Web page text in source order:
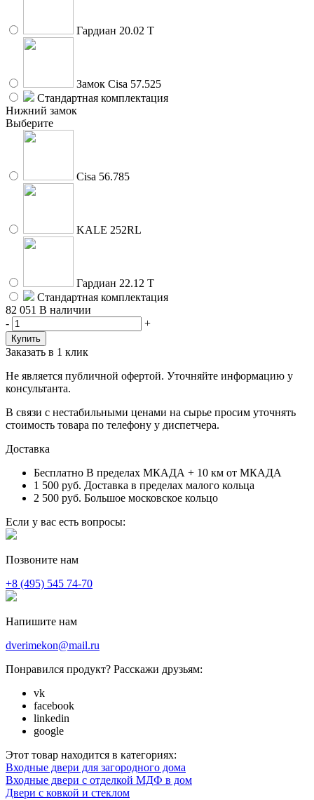
Гардиан 20.02 Т
Замок Cisa 57.525
Стандартная комплектация
Нижний замок
Выберите
Cisa 56.785
KALE 252RL
Гардиан 22.12 Т
Стандартная комплектация
82 051 В наличии
-
+
Заказать в 1 клик
Не является публичной офертой. Уточняйте информацию у
консультанта.
В связи с нестабильными ценами на сырье просим уточнять
стоимость товара по телефону у диспетчера.
Доставка
Бесплатно В пределах МКАДА + 10 км от МКАДА
1 500 руб. Доставка в пределах малого кольца
2 500 руб. Большое московское кольцо
Если у вас есть вопросы:
Позвоните нам
+8 (495) 545 74-70
Напишите нам
dverimekon@mail.ru
Понравился продукт? Расскажи друзьям:
vk
facebook
linkedin
google
Этот товар находится в категориях:
Входные двери для загородного дома
Входные двери с отделкой МДФ в дом
Двери с ковкой и стеклом